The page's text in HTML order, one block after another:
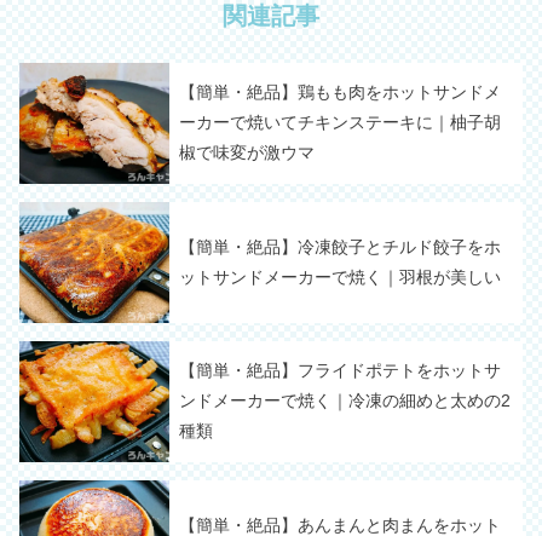
関連記事
【簡単・絶品】鶏もも肉をホットサンドメ
ーカーで焼いてチキンステーキに｜柚子胡
椒で味変が激ウマ
【簡単・絶品】冷凍餃子とチルド餃子をホ
ットサンドメーカーで焼く｜羽根が美しい
【簡単・絶品】フライドポテトをホットサ
ンドメーカーで焼く｜冷凍の細めと太めの2
種類
【簡単・絶品】あんまんと肉まんをホット